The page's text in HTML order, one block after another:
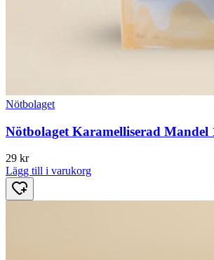
Nötbolaget
Nötbolaget Karamelliserad Mandel
29 kr
Lägg till i varukorg